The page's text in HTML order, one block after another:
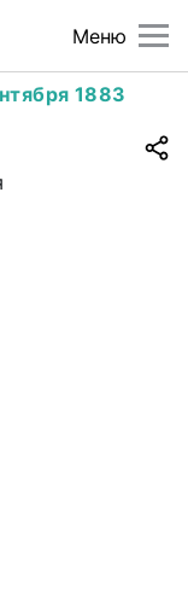
Меню
1883